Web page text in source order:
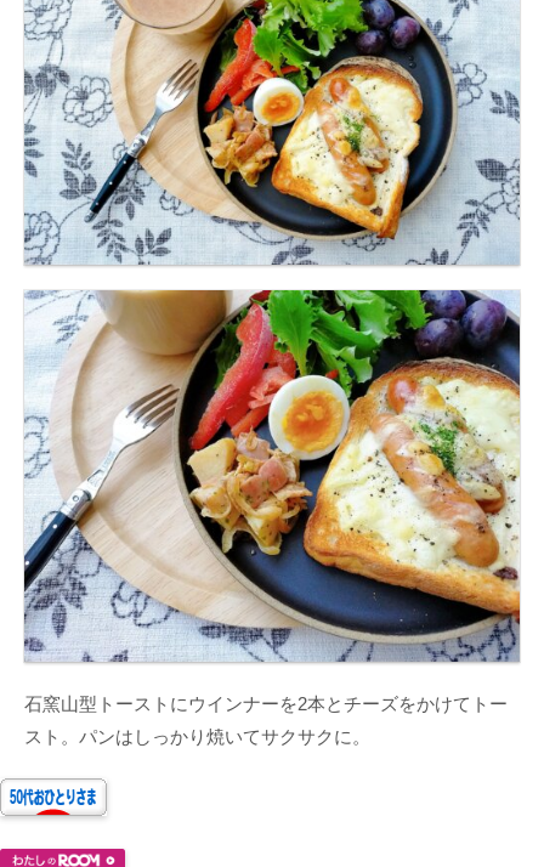
石窯山型トーストにウインナーを2本とチーズをかけてトー
スト。パンはしっかり焼いてサクサクに。